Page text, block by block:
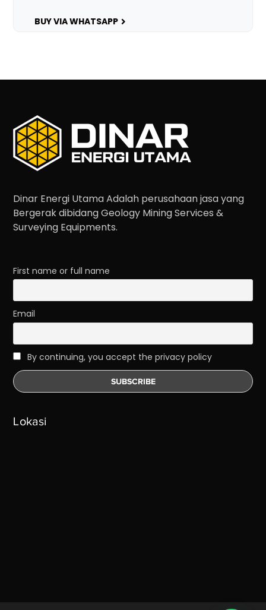
BUY VIA WHATSAPP
Dinar Energi Utama Adalah perusahaan jasa yang
Bergerak dibidang Geology Mining Services &
Surveying Equipments.
First name or full name
Email
By continuing, you accept the privacy policy
Lokasi